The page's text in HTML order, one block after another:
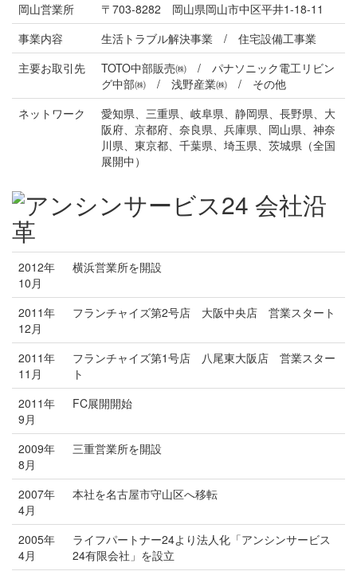
岡山営業所
〒703-8282 岡山県岡山市中区平井1-18-11
事業内容
生活トラブル解決事業 / 住宅設備工事業
主要お取引先
TOTO中部販売㈱ / パナソニック電工リビン
グ中部㈱ / 浅野産業㈱ / その他
ネットワーク
愛知県、三重県、岐阜県、静岡県、長野県、大
阪府、京都府、奈良県、兵庫県、岡山県、神奈
川県、東京都、千葉県、埼玉県、茨城県（全国
展開中）
2012年
10月
横浜営業所を開設
2011年
12月
フランチャイズ第2号店 大阪中央店 営業スタート
2011年
11月
フランチャイズ第1号店 八尾東大阪店 営業スター
ト
2011年
9月
FC展開開始
2009年
8月
三重営業所を開設
2007年
4月
本社を名古屋市守山区へ移転
2005年
4月
ライフパートナー24より法人化「アンシンサービス
24有限会社」を設立